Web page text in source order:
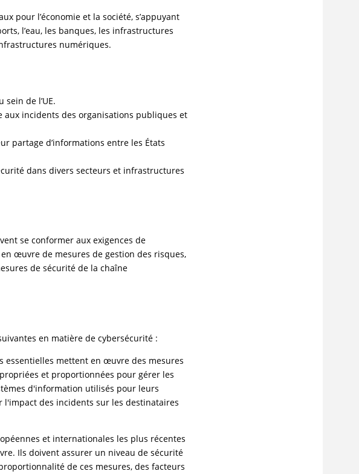
pour l’économie et la société, s’appuyant
l’eau, les banques, les infrastructures
numériques.
de l’UE.
aux incidents des organisations publiques et
partage d’informations entre les États
dans divers secteurs et infrastructures
se conformer aux exigences de
œuvre de mesures de gestion des risques,
de sécurité de la chaîne
en matière de cybersécurité :
essentielles mettent en œuvre des mesures
et proportionnées pour gérer les
d'information utilisés pour leurs
des incidents sur les destinataires
et internationales les plus récentes
Ils doivent assurer un niveau de sécurité
de ces mesures, des facteurs